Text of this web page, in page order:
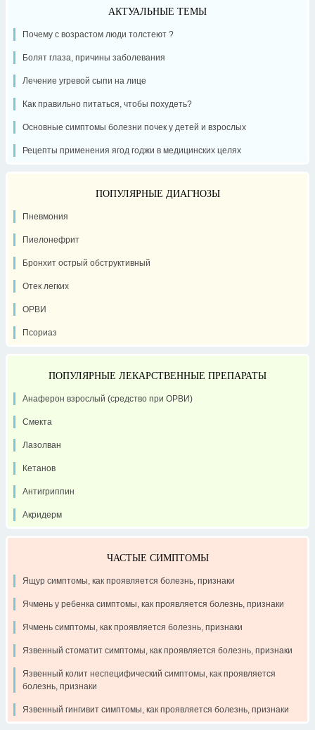
АКТУАЛЬНЫЕ ТЕМЫ
Почему с возрастом люди толстеют ?
Болят глаза, причины заболевания
Лечение угревой сыпи на лице
Как правильно питаться, чтобы похудеть?
Основные симптомы болезни почек у детей и взрослых
Рецепты применения ягод годжи в медицинских целях
ПОПУЛЯРНЫЕ ДИАГНОЗЫ
Пневмония
Пиелонефрит
Бронхит острый обструктивный
Отек легких
ОРВИ
Псориаз
ПОПУЛЯРНЫЕ ЛЕКАРСТВЕННЫЕ ПРЕПАРАТЫ
Анаферон взрослый (средство при ОРВИ)
Смекта
Лазолван
Кетанов
Антигриппин
Акридерм
ЧАСТЫЕ СИМПТОМЫ
Ящур симптомы, как проявляется болезнь, признаки
Ячмень у ребенка симптомы, как проявляется болезнь, признаки
Ячмень симптомы, как проявляется болезнь, признаки
Язвенный стоматит симптомы, как проявляется болезнь, признаки
Язвенный колит неспецифический симптомы, как проявляется
болезнь, признаки
Язвенный гингивит симптомы, как проявляется болезнь, признаки